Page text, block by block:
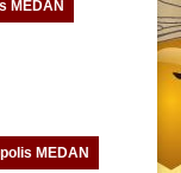
MEDAN
MEDAN